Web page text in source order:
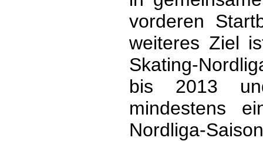
vorderen
weiteres Ziel
Skating-
bis 2013
mindestens
Nordliga-